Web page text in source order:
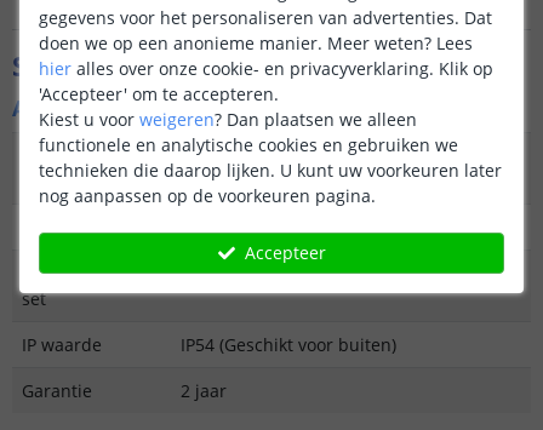
Specificaties
Algemene kenmerken
Type
buitenverlichting
Staande lamp
Functie
Decoratief/functioneel
Aantal lampen in
set
1
IP waarde
IP54 (Geschikt voor buiten)
Garantie
2 jaar
gegevens voor het personaliseren van advertenties. Dat
doen we op een anonieme manier. Meer weten? Lees
hier alles over onze cookie- en privacyverklaring. Klik op
'Accepteer' om te accepteren.
Kiest u voor weigeren? Dan plaatsen we alleen
functionele en analytische cookies en gebruiken we
technieken die daarop lijken. U kunt uw voorkeuren later
nog aanpassen op de voorkeuren pagina.
Accepteer